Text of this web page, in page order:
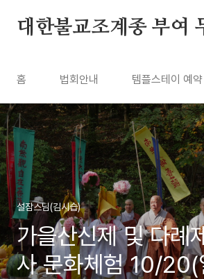
대한불교조계종 부여
홈 법회안내 템플스테이 예약
설잠스님(김시습)
가을산신제 및 다례
사 문화체험 10/20(